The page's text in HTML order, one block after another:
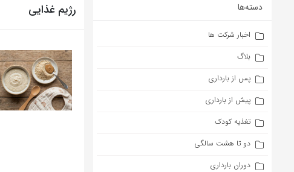
دسته‌ها
اخبار شرکت ها
بلاگ
پس از بارداری
پیش از بارداری
تغذیه کودک
دو تا هشت سالگی
دوران بارداری
رژیم غذایی